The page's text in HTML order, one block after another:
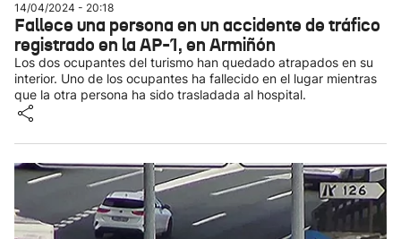
14/04/2024 - 20:18
Fallece una persona en un accidente de tráfico
registrado en la AP-1, en Armiñón
Los dos ocupantes del turismo han quedado atrapados en su
interior. Uno de los ocupantes ha fallecido en el lugar mientras
que la otra persona ha sido trasladada al hospital.